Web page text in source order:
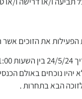
את הזוכים
יהיו נוכחים באולם
הבא בתחרות .